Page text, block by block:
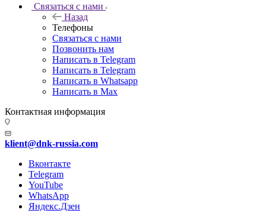
Связаться с нами
Назад
Телефоны
Связаться с нами
Позвонить нам
Написать в Telegram
Написать в Telegram
Написать в Whatsapp
Написать в Max
Контактная информация
klient@dnk-russia.com
Вконтакте
Telegram
YouTube
WhatsApp
Яндекс.Дзен